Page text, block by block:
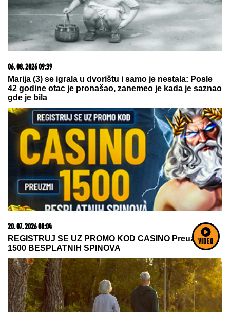
VIDEO
05. 08. 2026 06:45
Šta dete nasleđuje od oca, a šta od majke? Sve što
treba da znate o genetici
06. 08. 2026 13:34
Вучевић: Ђилас је свестан да је пред политичким
бродоломом
07. 08. 2026 05:39
Holanđani u šoku što je Srbin potpisao